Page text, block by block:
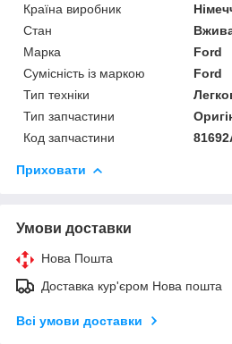
Країна виробник
Стан
Марка
Ford
Сумісність із маркою
Ford
Тип техніки
Тип запчастини
Код запчастини
Приховати
Умови доставки
Нова Пошта
Доставка кур'єром Нова пошта
Всі умови доставки